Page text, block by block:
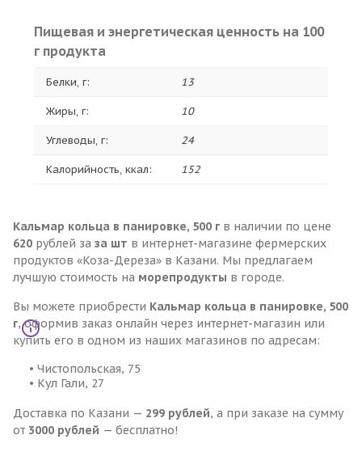
Пищевая и энергетическая ценность на 100
г продукта
Белки, г: 13
Жиры, г: 10
Углеводы, г: 24
Калорийность, ккал: 152
Кальмар кольца в панировке, 500 г в наличии по цене
620 рублей за за шт в интернет-магазине фермерских
продуктов «Коза-Дереза» в Казани. Мы предлагаем
лучшую стоимость на морепродукты в городе.
Вы можете приобрести Кальмар кольца в панировке, 500
г, оформив заказ онлайн через интернет-магазин или
купить его в одном из наших магазинов по адресам:
• Чистопольская, 75
• Кул Гали, 27
Доставка по Казани — 299 рублей, а при заказе на сумму
от 3000 рублей — бесплатно!